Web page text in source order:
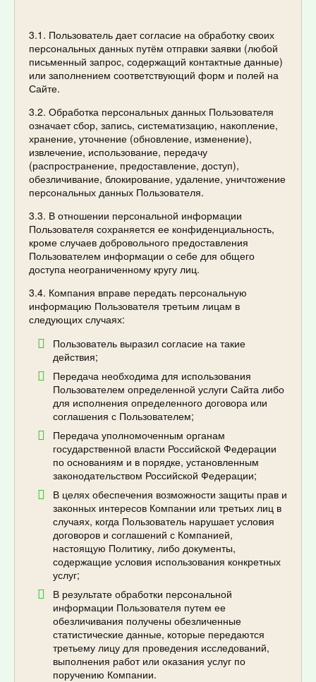
3.1. Пользователь дает согласие на обработку своих
персональных данных путём отправки заявки (любой
письменный запрос, содержащий контактные данные)
или заполнением соответствующий форм и полей на
Сайте.
3.2. Обработка персональных данных Пользователя
означает сбор, запись, систематизацию, накопление,
хранение, уточнение (обновление, изменение),
извлечение, использование, передачу
(распространение, предоставление, доступ),
обезличивание, блокирование, удаление, уничтожение
персональных данных Пользователя.
3.3. В отношении персональной информации
Пользователя сохраняется ее конфиденциальность,
кроме случаев добровольного предоставления
Пользователем информации о себе для общего
доступа неограниченному кругу лиц.
3.4. Компания вправе передать персональную
информацию Пользователя третьим лицам в
следующих случаях:
Пользователь выразил согласие на такие
действия;
Передача необходима для использования
Пользователем определенной услуги Сайта либо
для исполнения определенного договора или
соглашения с Пользователем;
Передача уполномоченным органам
государственной власти Российской Федерации
по основаниям и в порядке, установленным
законодательством Российской Федерации;
В целях обеспечения возможности защиты прав и
законных интересов Компании или третьих лиц в
случаях, когда Пользователь нарушает условия
договоров и соглашений с Компанией,
настоящую Политику, либо документы,
содержащие условия использования конкретных
услуг;
В результате обработки персональной
информации Пользователя путем ее
обезличивания получены обезличенные
статистические данные, которые передаются
третьему лицу для проведения исследований,
выполнения работ или оказания услуг по
поручению Компании.